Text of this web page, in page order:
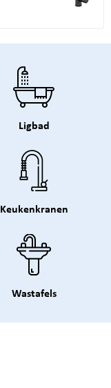
Ligbad
Keukenkranen
Wastafels